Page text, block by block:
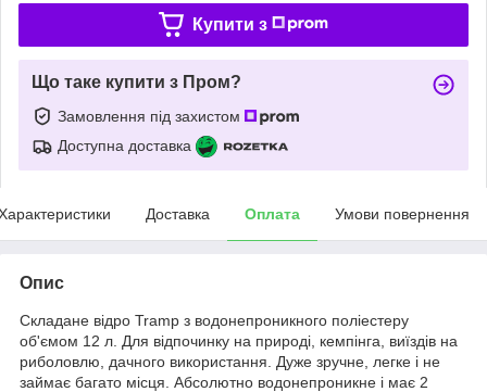
Купити з
Що таке купити з Пром?
Замовлення під захистом
Доступна доставка
Доставка Оплата Умови повернення
Опис
Складане відро Tramp з водонепроникного поліестеру
об'ємом 12 л. Для відпочинку на природі, кемпінга, виїздів на
риболовлю, дачного використання. Дуже зручне, легке і не
займає багато місця. Абсолютно водонепроникне і має 2